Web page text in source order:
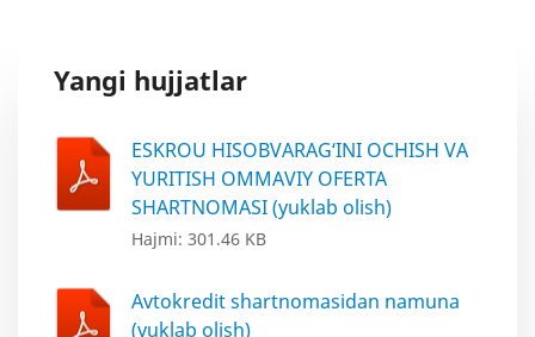
Yangi hujjatlar
ESKROU HISOBVARAG‘INI OCHISH VA
YURITISH OMMAVIY OFERTA
SHARTNOMASI (yuklab olish)
Hajmi: 301.46 KB
Avtokredit shartnomasidan namuna
(yuklab olish)